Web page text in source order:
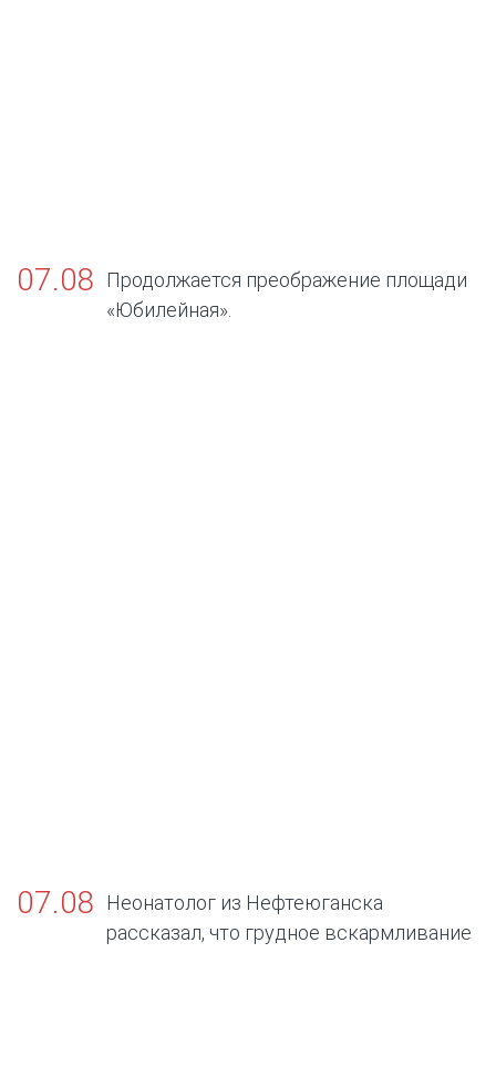
07.08
Продолжается преображение площади
«Юбилейная».
07.08
Неонатолог из Нефтеюганска
рассказал, что грудное вскармливание